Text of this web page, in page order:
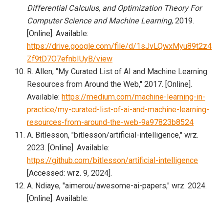
Differential Calculus, and Optimization Theory For
Computer Science and Machine Learning, 2019.
[Online]. Available:
https://drive.google.com/file/d/1sJvLQwxMyu89t2z4
Zf9tD7O7efnbIUyB/view
R. Allen,
My Curated List of AI and Machine Learning
Resources from Around the Web, 2017. [Online].
Available: https://medium.com/machine-learning-in-
practice/my-curated-list-of-ai-and-machine-learning-
resources-from-around-the-web-9a97823b8524
A. Bitlesson, bitlesson/artificial-intelligence, wrz.
2023. [Online]. Available:
https://github.com/bitlesson/artificial-intelligence
[Accessed: wrz. 9, 2024].
A. Ndiaye, aimerou/awesome-ai-papers, wrz. 2024.
[Online]. Available: